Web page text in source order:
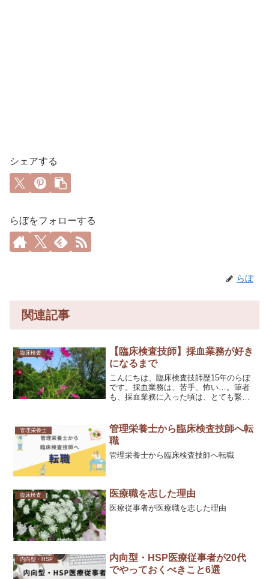
シェアする
らぼをフォローする
らぼ
関連記事
臨床検査
【臨床検査技師】採血業務が好き
になるまで
こんにちは、臨床検査技師歴15年のらぼ
です。採血業務は、苦手、怖い…。筆者
も、採血業務に入った頃は、とても緊張
は、検査業務の中で、採血は好きな業務
になりました。【臨床検査...
管理栄養士
管理栄養士から臨床検査技師へ転
職
管理栄養士から臨床検査技師へ転職
臨床検査 医療職を志した理由
医療従事者が医療職を志した理由
内向型・HSP
内向型・HSP医療従事者が20代
でやっておくべきこと6選